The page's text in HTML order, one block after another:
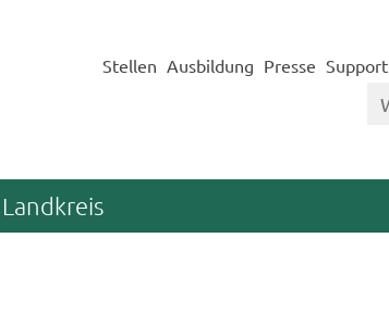
Stellen Ausbildung Presse Support
Landkreis